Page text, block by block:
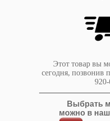
Этот товар вы
сегодня,
Выбрать
можно в